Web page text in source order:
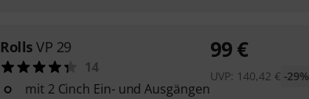
Rolls VP 29
14
mit 2 Cinch Ein- und Ausgängen
99€
UVP: 140,42 € -29%